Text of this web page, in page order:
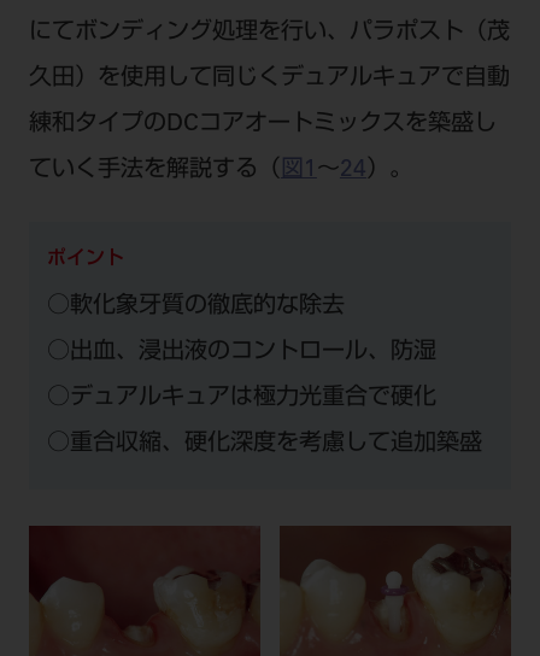
にてボンディング処理を行い、パラポスト（茂
久田）を使用して同じくデュアルキュアで自動
練和タイプのDCコアオートミックスを築盛し
ていく手法を解説する（ 図1 ～24 ）。
ポイント
○軟化象牙質の徹底的な除去
○出血、浸出液のコントロール、防湿
○デュアルキュアは極力光重合で硬化
○重合収縮、硬化深度を考慮して追加築盛